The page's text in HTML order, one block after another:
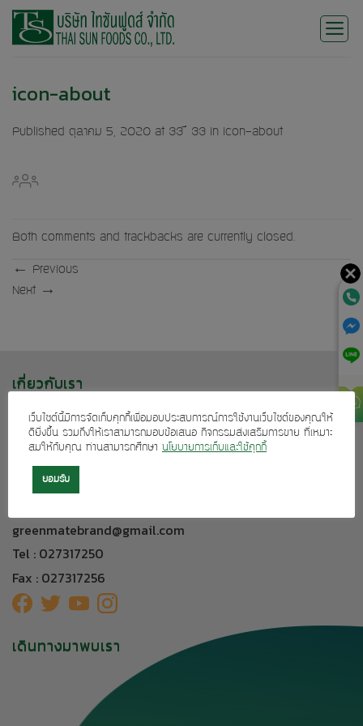
Skip
icon-about
Published ตุลาคม 5, 2020 at 33 × 33 in icon-about
Both comments and trackbacks are currently closed.
←
Previous
Next →
เกี่ยวกับเรา
บริการลูกค้า
ผลิตภัณฑ์ของเรา
ติดต่อเรา
304 อาคารทีเอฟ ถนนศรีนครินทร์ แขวงหัวหมาก เขตบางกะปิ
greenmatebrand@gmail.com
Tel : 027317250
Fax : 027317256
เดินทางมาพบเรา
เว็บไซต์นี้มีการจัดเก็บคุกกี้เพื่อมอบประสบการณ์การใช้งานเว็บไซต์ของคุณให้
ดียิ่งขึ้น รวมถึงให้เราสามารถมอบข้อเสนอ กิจกรรมส่งเสริมการขาย ที่เหมาะ
สมให้กับคุณ ท่านสามารถศึกษา นโยบายการเก็บและใช้คุกกี้
ยอมรับ